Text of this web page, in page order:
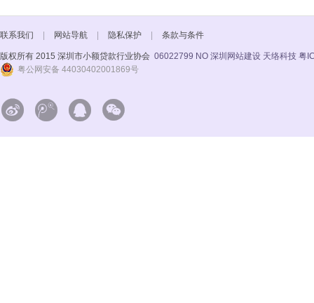
联系我们 网站导航 隐私保护 条款与条件
版权所有 2015 深圳市小额贷款行业协会 06022799 NO 深圳网站建设 天络科技 粤
粤公网安备 44030402001869号
   